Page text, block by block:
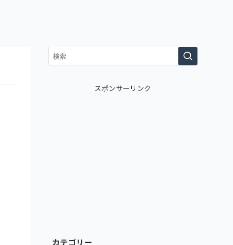
スポンサーリンク
カテゴリー